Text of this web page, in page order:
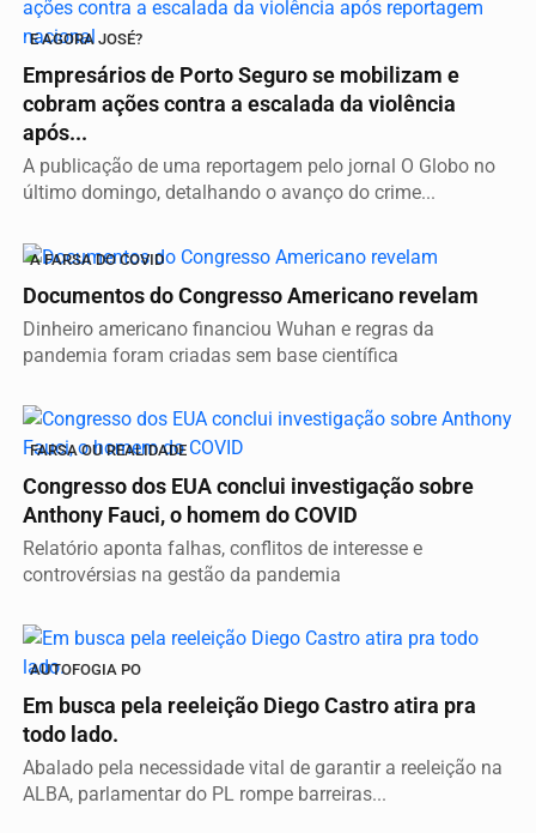
E AGORA JOSÉ?
Empresários de Porto Seguro se mobilizam e
cobram ações contra a escalada da violência
após...
A publicação de uma reportagem pelo jornal O Globo no
último domingo, detalhando o avanço do crime...
A FARSA DO COVID
Documentos do Congresso Americano revelam
Dinheiro americano financiou Wuhan e regras da
pandemia foram criadas sem base científica
FARSA OU REALIDADE
Congresso dos EUA conclui investigação sobre
Anthony Fauci, o homem do COVID
Relatório aponta falhas, conflitos de interesse e
controvérsias na gestão da pandemia
AUTOFOGIA PO
Em busca pela reeleição Diego Castro atira pra
todo lado.
Abalado pela necessidade vital de garantir a reeleição na
ALBA, parlamentar do PL rompe barreiras...